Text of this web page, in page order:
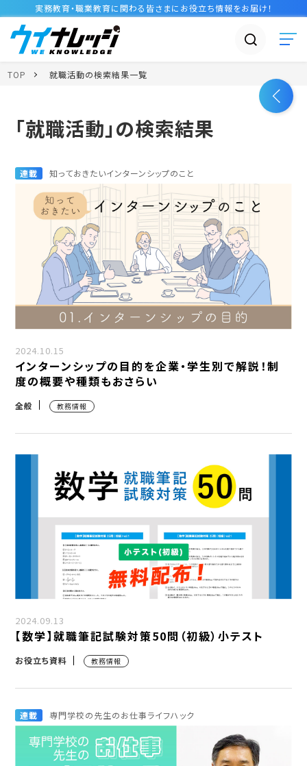
実務教育・職業教育に関わる皆さまに お役立ち情報をお届け！
TOP 就職活動の検索結果一覧
「就職活動」の検索結果
連載 知っておきたいインターンシップのこと
2024.10.15
インターンシップの目的を企業・学生別で解説！制
度の概要や種類もおさらい
全般 教務情報
2024.09.13
【数学】就職筆記試験対策50問（初級）小テスト
お役立ち資料 教務情報
連載 専門学校の先生のお仕事ライフハック